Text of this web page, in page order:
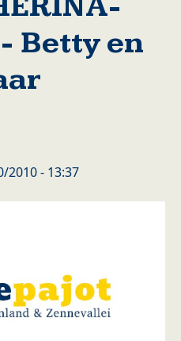
Betty en
2010 - 13:37